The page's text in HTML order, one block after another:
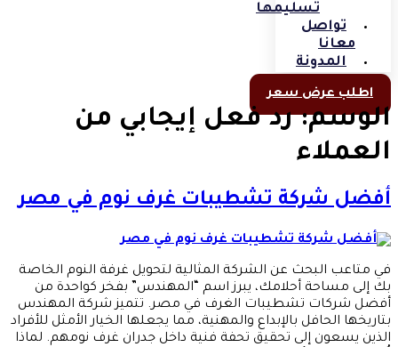
تسليمها
تواصل
معانا
المدونة
اطلب عرض سعر
الوسم:رد فعل إيجابي من
العملاء
أفضل شركة تشطيبات غرف نوم في مصر
في متاعب البحث عن الشركة المثالية لتحويل غرفة النوم الخاصة
بك إلى مساحة أحلامك، يبرز اسم “المهندس” بفخر كواحدة من
أفضل شركات تشطيبات الغرف في مصر. تتميز شركة المهندس
بتاريخها الحافل بالإبداع والمهنية، مما يجعلها الخيار الأمثل للأفراد
الذين يسعون إلى تحقيق تحفة فنية داخل جدران غرف نومهم. لماذا